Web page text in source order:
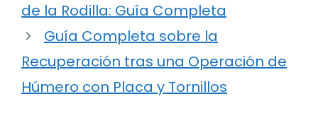
de la Rodilla: Guía Completa
Guía Completa sobre la
Recuperación tras una Operación de
Húmero con Placa y Tornillos